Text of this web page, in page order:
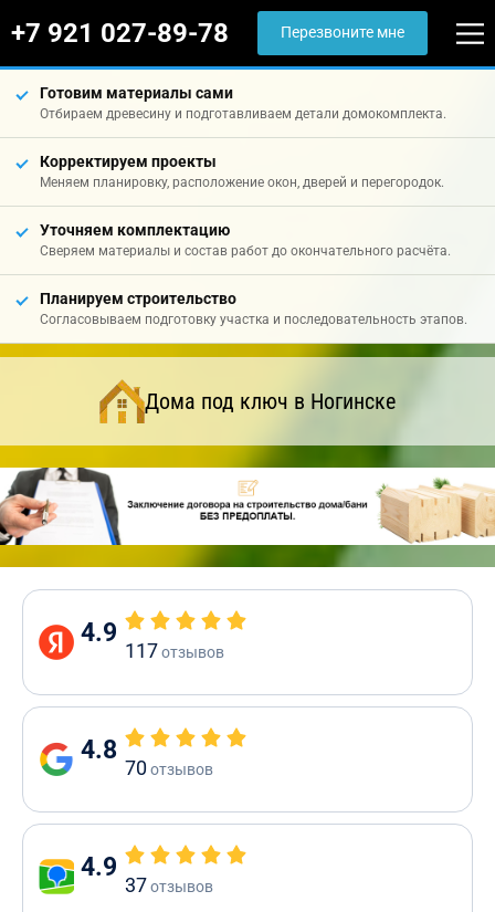
+7 921 027-89-78 Перезвоните мне
Готовим материалы сами
Отбираем древесину и подготавливаем детали домокомплекта.
Корректируем проекты
Меняем планировку, расположение окон, дверей и перегородок.
Уточняем комплектацию
Сверяем материалы и состав работ до окончательного расчёта.
Планируем строительство
Согласовываем подготовку участка и последовательность этапов.
Дома под ключ в Ногинске
4.9
117отзывов
4.8
70отзывов
4.9
37отзывов